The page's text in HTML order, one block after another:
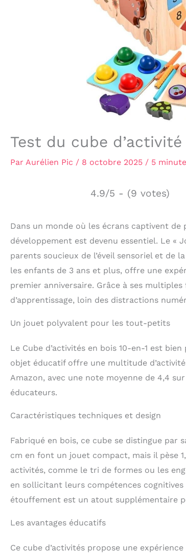
Test du cube
Par Aurélien Pic / 8 octobre 2025 / 5
4.9/5 - (9 votes)
Dans un monde où les écrans captivent
développement est devenu essentiel. Le «
parents soucieux de l’éveil sensoriel et
les enfants de 3 ans et plus, offre une
premier anniversaire. Grâce à ses
d’apprentissage, loin des distractions
Un jouet polyvalent pour les tout-petits
Le Cube d’activités en bois 10-en-1 est
objet éducatif offre une multitude
Amazon, avec une note moyenne de 4,4
éducateurs.
Caractéristiques techniques et design
Fabriqué en bois, ce cube se distingue par
cm en font un jouet compact, mais il pèse
activités, comme le tri de formes ou les
en sollicitant leurs compétences cognitives
étouffement est un atout supplémentaire
Les avantages éducatifs
Ce cube d’activités propose une